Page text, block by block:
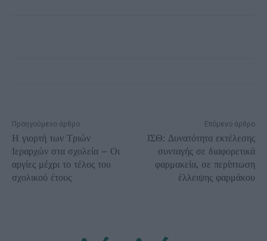
Προηγούμενο άρθρο
Η γιορτή των Τριών
Ιεραρχών στα σχολεία – Οι
αργίες μέχρι το τέλος του
σχολικού έτους
Επόμενο άρθρο
ΙΣΘ: Δυνατότητα εκτέλεσης
συνταγής σε διαφορετικά
φαρμακεία, σε περίπτωση
έλλειψης φαρμάκου